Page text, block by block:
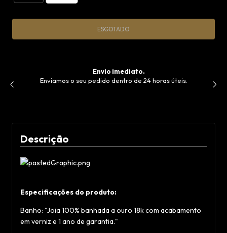
Envio imediato.
Enviamos o seu pedido dentro de 24 horas úteis.
Descrição
Especificações do produto:
Banho: "Joia 100% banhada a ouro 18k com acabamento
em verniz e 1 ano de garantia."